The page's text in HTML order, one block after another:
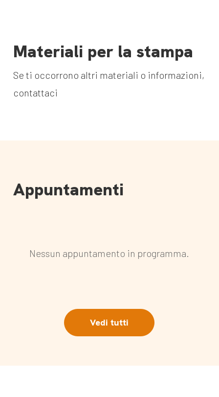
Materiali per la stampa
Se ti occorrono altri materiali o informazioni,
contattaci
Appuntamenti
Nessun appuntamento in programma.
Vedi tutti